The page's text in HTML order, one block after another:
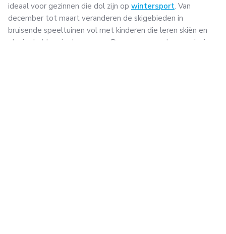
ideaal voor gezinnen die dol zijn op wintersport. Van
december tot maart veranderen de skigebieden in
bruisende speeltuinen vol met kinderen die leren skiën en
plezier hebben in de sneeuw. De zomermaanden, van juni